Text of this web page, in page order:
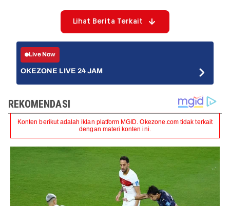
Lihat Berita Terkait
Live Now
OKEZONE LIVE 24 JAM